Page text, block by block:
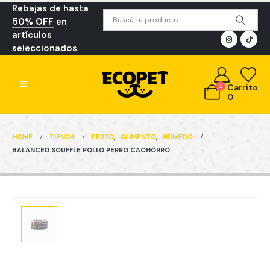
Rebajas de hasta
50% OFF en
artículos
seleccionados
0
Carrito
0
HOME TIENDA PERRO, ALIMENTO,
HÚMEDO
BALANCED SOUFFLE POLLO PERRO CACHORRO